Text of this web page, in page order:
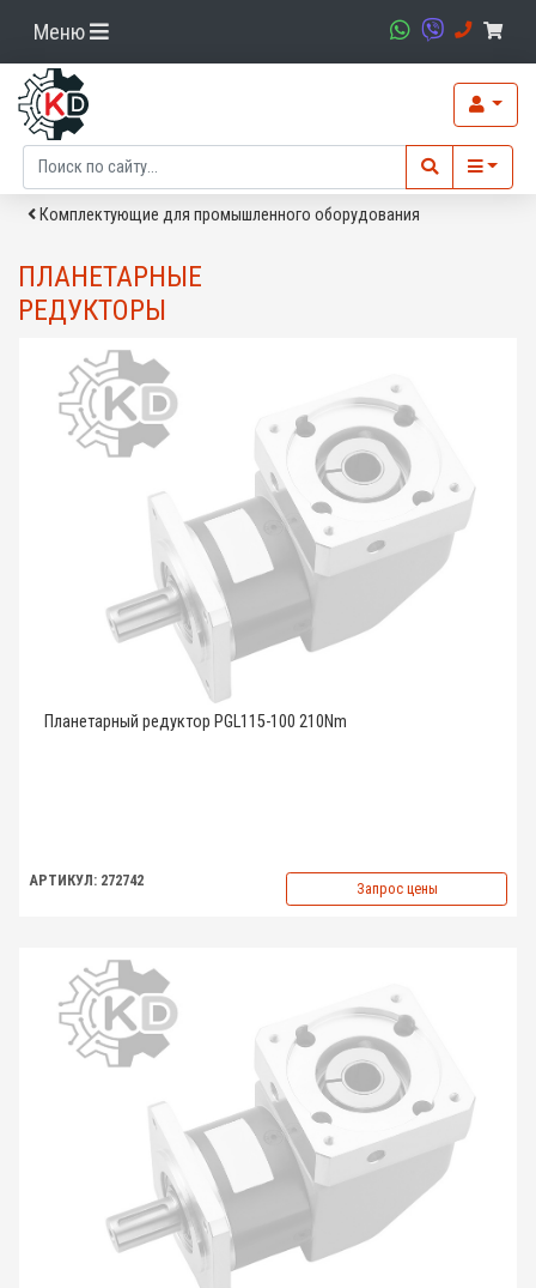
Меню
Комплектующие для промышленного оборудования
ПЛАНЕТАРНЫЕ
РЕДУКТОРЫ
Планетарный редуктор PGL115-100 210Nm
АРТИКУЛ: 272742 Запрос цены